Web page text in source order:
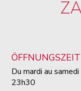
Du mardi au
23h30